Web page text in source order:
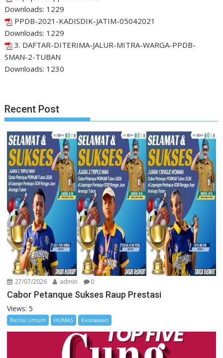
Downloads: 1229
PPDB-2021-KADISDIK-JATIM-05042021
Downloads: 1229
3. DAFTAR-DITERIMA-JALUR-MITRA-WARGA-PPDB-
SMAN-2-TUBAN
Downloads: 1230
Recent Post
27/07/2026 admin 0
Cabor Petanque Sukses Raup Prestasi
Views: 5
Berita Umum HUMAS Kesiswaan